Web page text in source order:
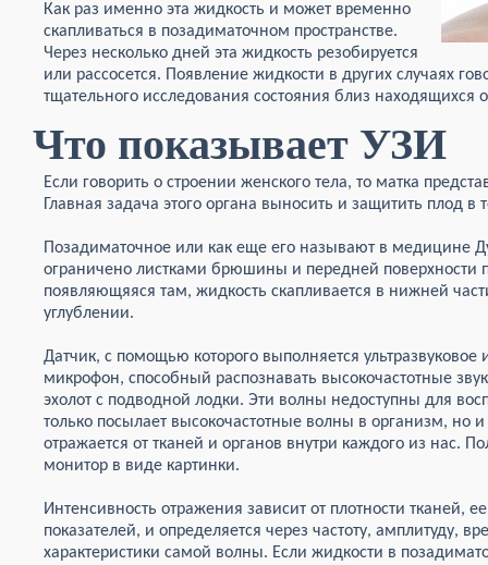
Как раз именно эта жидкость и может временно
скапливаться в позадиматочном пространстве.
Через несколько дней эта жидкость резобируется
или рассосется. Появление жидкости в других случаях
тщательного исследования состояния близ находящихся
Что показывает УЗИ
Если говорить о строении женского тела, то матка
Главная задача этого органа выносить и защитить плод
Позадиматочное или как еще его называют в медицине
ограничено листками брюшины и передней
появляющяяся там, жидкость скапливается в нижней
углублении.
Датчик, с помощью которого выполняется ультразвуковое
микрофон, способный распознавать высокочастотные
эхолот с подводной лодки. Эти волны недоступны для
только посылает высокочастотные волны в организм, но
отражается от тканей и органов внутри каждого из нас.
монитор в виде картинки.
Интенсивность отражения зависит от плотности тканей,
показателей, и определяется через частоту, амплитуду,
характеристики самой волны. Если жидкости в